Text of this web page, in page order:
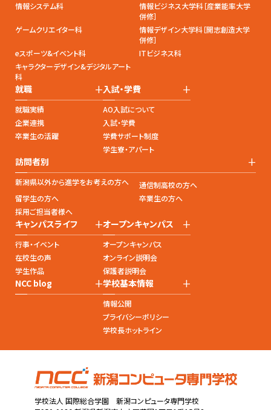
情報システム科
情報ビジネス大学科［産業能率大学
併修］
ゲームクリエイター科
情報デザイン大学科［開志創造大学
併修］
eスポーツ&イベント科
ITビジネス科
キャラクターデザイン&デジタルアート
科
就職 +
就職実績
企業連携
卒業生の活躍
入試・学費 +
AO入試について
入試・学費
学費サポート制度
学生寮・アパート
訪問者別 +
新潟県以外から進学をお考えの方へ
通信制高校の方へ
留学生の方へ
卒業生の方へ
採用ご担当者様へ
キャンパスライフ +
行事・イベント
在校生の声
学生作品
オープンキャンパス +
オープンキャンパス
オンライン説明会
保護者説明会
NCC blog +学校基本情報 +
情報公開
プライバシーポリシー
学校長ホットライン
学校法人 国際総合学園 新潟コンピュータ専門学校